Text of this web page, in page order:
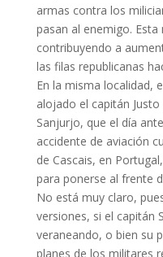
armas contra los
pasan al enemigo.
contribuyendo a
las filas republicanas
En la misma localidad,
alojado el capitán
Sanjurjo, que el día
accidente de aviación
de Cascais, en
para ponerse al frente
No está muy claro,
versiones, si el capitán
veraneando, o bien su
planes de los militares